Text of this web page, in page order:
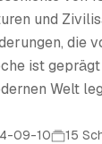
und
die
ist
Welt
09-10 15